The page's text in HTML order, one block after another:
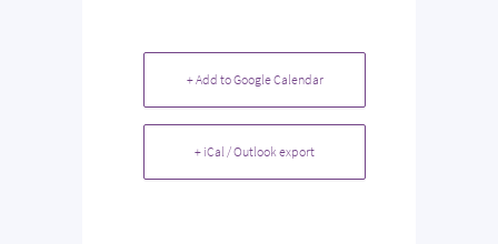
+ Add to Google Calendar
+ iCal / Outlook export